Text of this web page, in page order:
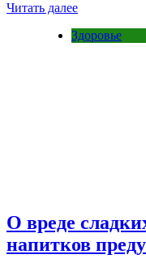
Читать далее
Здоровье
О вреде
напитков